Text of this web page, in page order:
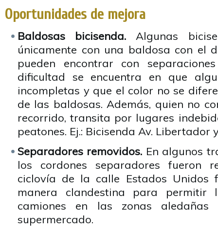
Oportunidades de mejora
Baldosas bicisenda. Algunas
únicamente con una baldosa con el
pueden encontrar con
dificultad se encuentra en que
incompletas y que el color no se
de las baldosas. Además, quien no
recorrido, transita por lugares
peatones. Ej.: Bicisenda Av. Libertador
Separadores removidos. En algunos
los cordones separadores fueron
ciclovía de la calle Estados Unidos
manera clandestina para permitir
camiones en las zonas
supermercado.